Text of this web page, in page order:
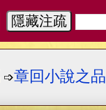
隱藏注疏
➩章回小說之品